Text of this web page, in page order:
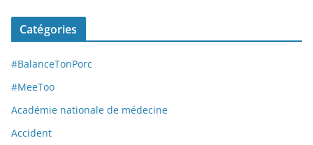
Catégories
#BalanceTonPorc
#MeeToo
Académie nationale de médecine
Accident